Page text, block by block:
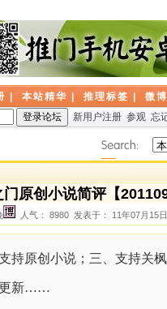
本站精华 推理标签 微博
新用户注册 参观 忘
原创小说简评【
人气： 8980 发表于： 11年07月15
持原创小说；三、支持关枫
更新……